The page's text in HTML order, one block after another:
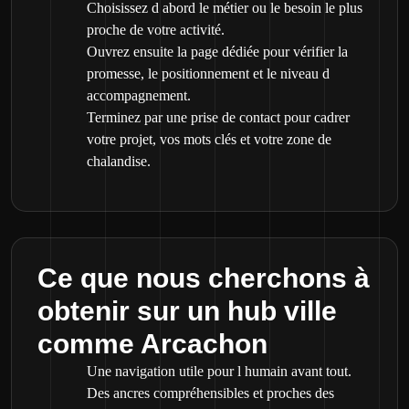
Choisissez d abord le métier ou le besoin le plus
proche de votre activité.
Ouvrez ensuite la page dédiée pour vérifier la
promesse, le positionnement et le niveau d
accompagnement.
Terminez par une prise de contact pour cadrer
votre projet, vos mots clés et votre zone de
chalandise.
Ce que nous cherchons à
obtenir sur un hub ville
comme Arcachon
Une navigation utile pour l humain avant tout.
Des ancres compréhensibles et proches des